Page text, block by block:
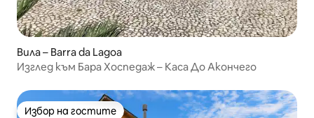
Вила – Barra da Lagoa
Изглед към Бара Хоспедаж – Каса До Акончего
Избор на гостите